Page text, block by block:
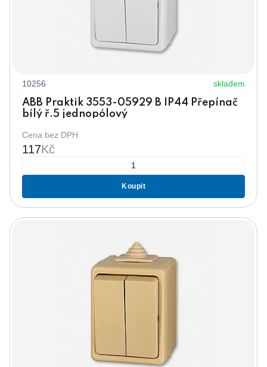
10256 skladem
ABB Praktik 3553-05929 B IP44 Přepínač
bílý ř.5 jednopólový
Cena bez DPH
117Kč
Koupit